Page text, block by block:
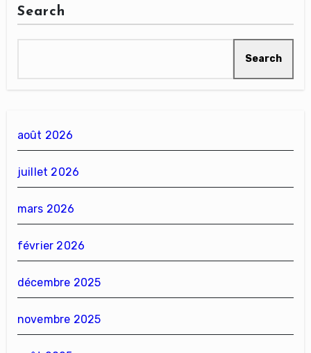
Search
Search
août 2026
juillet 2026
mars 2026
février 2026
décembre 2025
novembre 2025